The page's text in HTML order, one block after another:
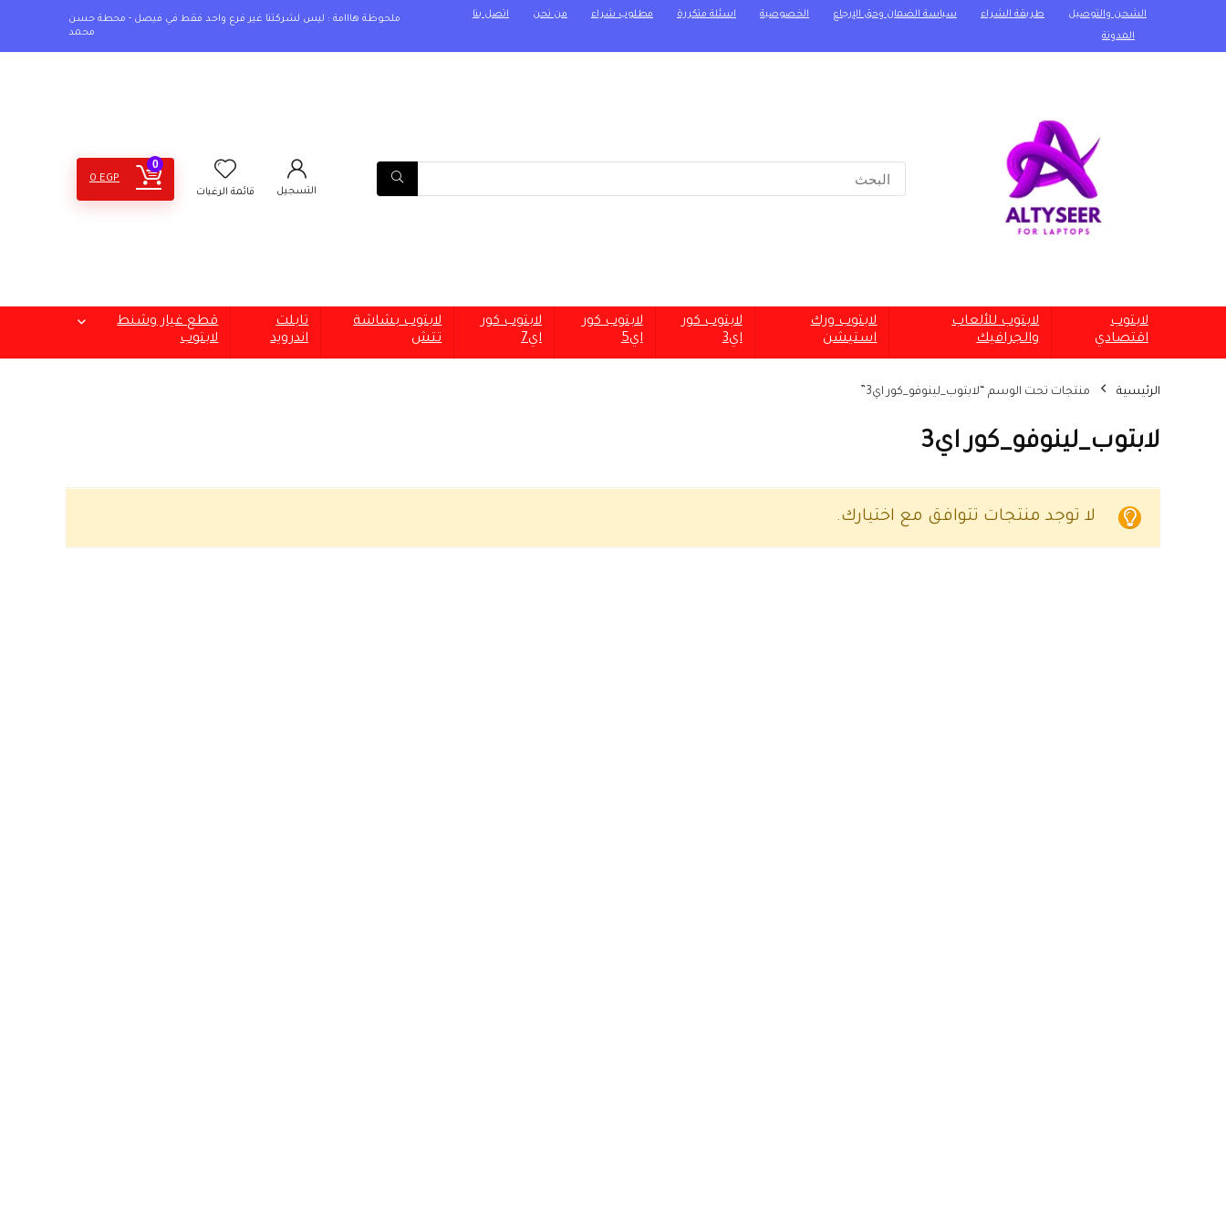
الشحن والتوصيل طريقة الشراء سياسة الضمان وحق الإرجاع الخصوصية اسئلة متكررة مطلوب شراء من نحن
اتصل بنا
المدونة
ملحوظة هااامة : ليس لشركتنا غير فرع واحد فقط في فيصل - محطة حسن
محمد
التسجيل قائمة الرغبات
0
0 EGP
لابتوب
اقتصادي
لابتوب للألعاب
والجرافيك
لابتوب ورك
استيشن
لابتوب كور
اي3
لابتوب كور
اي5
لابتوب كور
اي7
لابتوب بشاشة
تتش
تابلت
اندرويد
قطع غيار وشنط
لابتوب
الرئيسية منتجات تحت الوسم “لابتوب_لينوفو_كور اي3”
لابتوب_لينوفو_كور اي3
لا توجد منتجات تتوافق مع اختيارك.